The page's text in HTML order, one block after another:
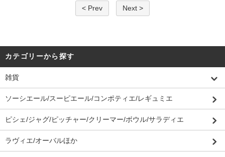
< Prev Next >
カテゴリーから探す
雑貨
ソーシエール/スーピエール/コンポティエ/レギュミエ
ピシェ/ジャグ/ピッチャー/クリーマー/ボウル/サラディエ
ラヴィエ/オーバルほか